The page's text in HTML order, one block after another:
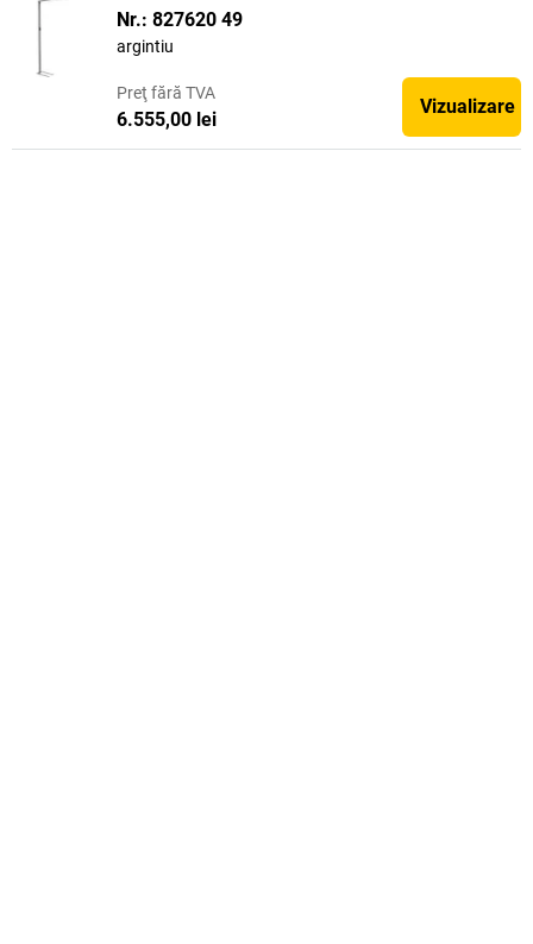
Nr.: 827620 49
argintiu
Preţ fără TVA
6.555,00 lei
Vizualizare